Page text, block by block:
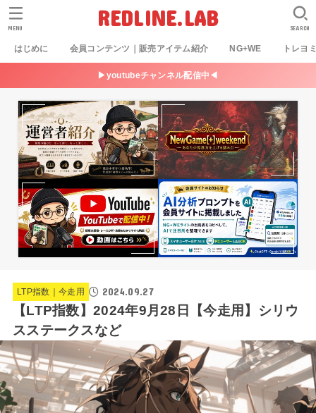
REDLINE.LAB
はじめに 会員コンテンツ｜販売アイテム紹介 NG+WE トレヨ
SEARCH
MENU
▶youtubeチャンネル配信中◀
LTP指数｜今走用 2024.09.27
【LTP指数】2024年9月28日【今走用】シリウ
スステークスなど